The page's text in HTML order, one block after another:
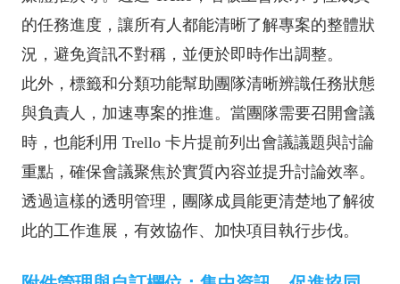
的任務進度，讓所有人都能清晰了解專案的整體狀
況，避免資訊不對稱，並便於即時作出調整。
此外，標籤和分類功能幫助團隊清晰辨識任務狀態
與負責人，加速專案的推進。當團隊需要召開會議
時，也能利用 Trello 卡片提前列出會議議題與討論
重點，確保會議聚焦於實質內容並提升討論效率。
透過這樣的透明管理，團隊成員能更清楚地了解彼
此的工作進展，有效協作、加快項目執行步伐。